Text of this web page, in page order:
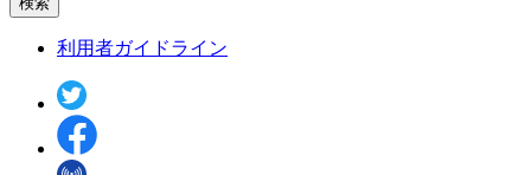
利用者ガイドライン